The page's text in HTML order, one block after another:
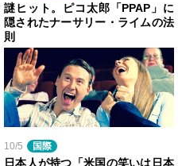
謎ヒット。ピコ太郎「PPAP」に
隠されたナーサリー・ライムの法
則
10/5 国際
日本人が持つ「米国の笑いは日本